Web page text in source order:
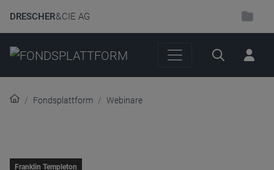
DRESCHER& CIE AG
Suche
Fondsplattform Webinare
Franklin Templeton